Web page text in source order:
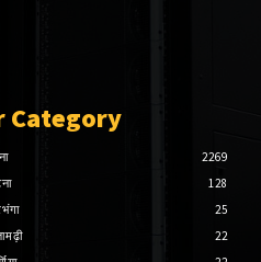
Category
2269
128
25
22